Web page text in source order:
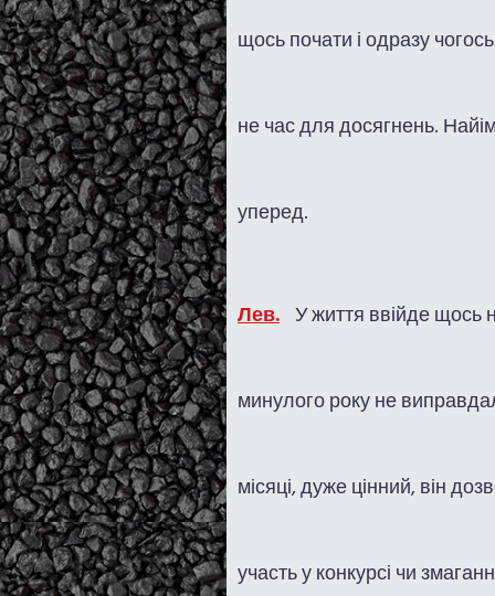
щось почати і одразу
не час для досягнень.
уперед.
Лев. У життя ввійде щось
минулого року не
місяці, дуже цінний, він
участь у конкурсі чи